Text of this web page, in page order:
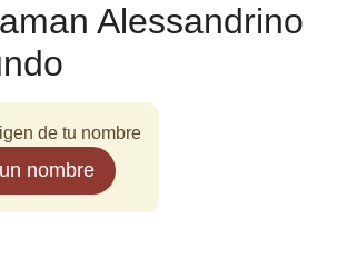
Alessandrino
de tu nombre
nombre